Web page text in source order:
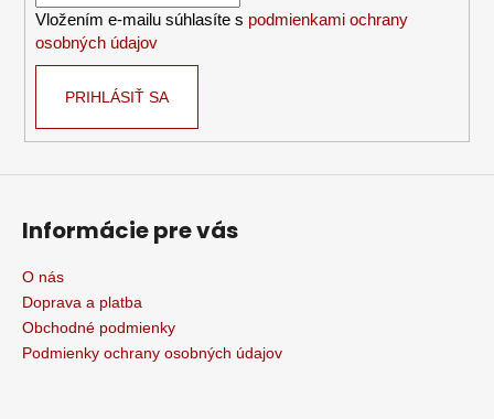
Vložením e-mailu súhlasíte s podmienkami ochrany
osobných údajov
PRIHLÁSIŤ SA
Informácie pre vás
O nás
Doprava a platba
Obchodné podmienky
Podmienky ochrany osobných údajov